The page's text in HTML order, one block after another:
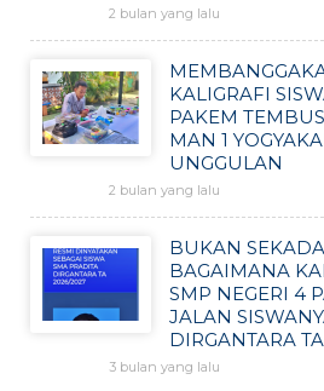
2 bulan yang lalu
KALIGRAFI
PAKEM
MAN 1
UNGGULAN
2 bulan yang lalu
BUKAN
BAGAIMANA
SMP NEGERI 4
JALAN
DIRGANTARA
3 bulan yang lalu